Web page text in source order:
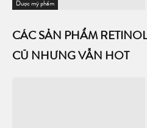
Dược mỹ phẩm
CÁC SẢN PHẨM
CŨ NHƯNG VẪN HOT